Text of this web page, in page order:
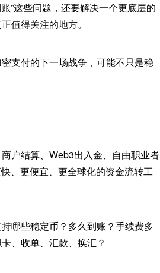
”这些问题，还要解决一个更底层的
值得关注的地方。
支付的下一场战争，可能不只是稳
户结算、Web3出入金、自由职业者
、更便宜、更全球化的资金流转工
哪些稳定币？多久到账？手续费多
、收单、汇款、换汇？